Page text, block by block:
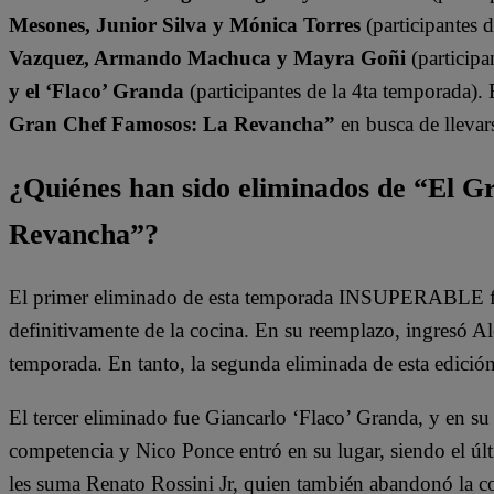
Mesones, Junior Silva y Mónica Torres (participantes
Vazquez, Armando Machuca y Mayra Goñi
y el ‘Flaco’ Granda (participantes de la 4ta temporada).
Gran Chef Famosos: La Revancha” en busca de
¿Quiénes han sido eliminados de “El
Revancha”?
El primer eliminado de esta temporada INSUPERABLE
definitivamente de la cocina. En su reemplazo, ingresó
temporada. En tanto, la segunda eliminada de esta
El tercer eliminado fue Giancarlo ‘Flaco’ Granda, y en
competencia y Nico Ponce entró en su lugar, siendo el
les suma Renato Rossini Jr, quien también abandonó la